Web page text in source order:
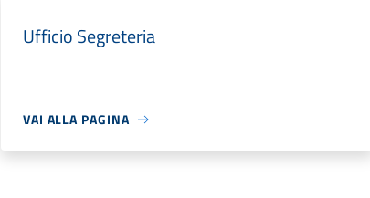
Ufficio Segreteria
VAI ALLA PAGINA